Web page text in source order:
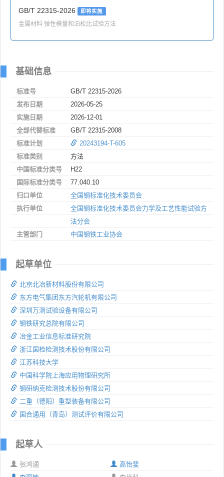
GB/T 22315-2026 即将实施
金属材料 弹性模量和泊松比试验方法
基础信息
标准号
GB/T 22315-2026
发布日期
2026-05-25
实施日期
2026-12-01
全部代替标准
GB/T 22315-2008
标准计划
20243194-T-605
标准类别
方法
中国标准分类号
H22
国际标准分类号
77.040.10
归口单位
全国钢标准化技术委员会
执行单位
全国钢标准化技术委员会力学及工艺性能试验方
法分会
主管部门
中国钢铁工业协会
起草单位
北京北冶新材料股份有限公司
东方电气集团东方汽轮机有限公司
深圳万测试验设备有限公司
钢铁研究总院有限公司
冶金工业信息标准研究院
浙江国检检测技术股份有限公司
江苏科技大学
中国科学院上海应用物理研究所
钢研纳克检测技术股份有限公司
二重（德阳）重型装备有限公司
国合通用（青岛）测试评价有限公司
起草人
张鸿通
高怡斐